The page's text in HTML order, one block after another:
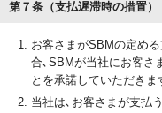
第７条（支払遅滞時の措置）
お客さまがSBMの定め
合､SBMが当社にお客さ
とを承諾していただきま
当社は､お客さまが支払